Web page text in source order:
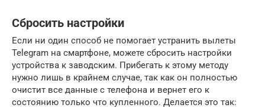
Сбросить настройки
Если ни один способ не помогает устранить вылеты
Telegram на смартфоне, можете сбросить настройки
устройства к заводским. Прибегать к этому методу
нужно лишь в крайнем случае, так как он полностью
очистит все данные с телефона и вернет его к
состоянию только что купленного. Делается это так: